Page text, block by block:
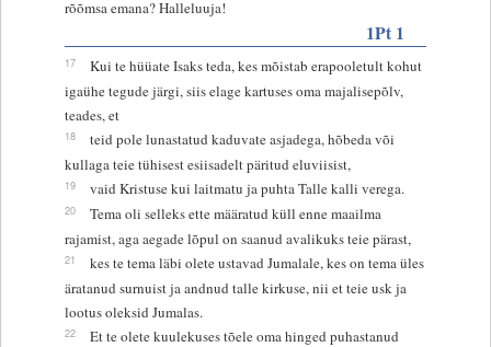
rõõmsa emana? Halleluuja!
1Pt 1
17
Kui te hüüate Isaks teda, kes mõistab erapooletult kohut
igaühe tegude järgi, siis elage kartuses oma majalisepõlv,
teades, et
18
teid pole lunastatud kaduvate asjadega, hõbeda või
kullaga teie tühisest esiisadelt päritud eluviisist,
19 vaid Kristuse kui laitmatu ja puhta Talle kalli verega.
20
Tema oli selleks ette määratud küll enne maailma
rajamist, aga aegade lõpul on saanud avalikuks teie pärast,
21
kes te tema läbi olete ustavad Jumalale, kes on tema üles
äratanud surnuist ja andnud talle kirkuse, nii et teie usk ja
lootus oleksid Jumalas.
22
Et te olete kuulekuses tõele oma hinged puhastanud